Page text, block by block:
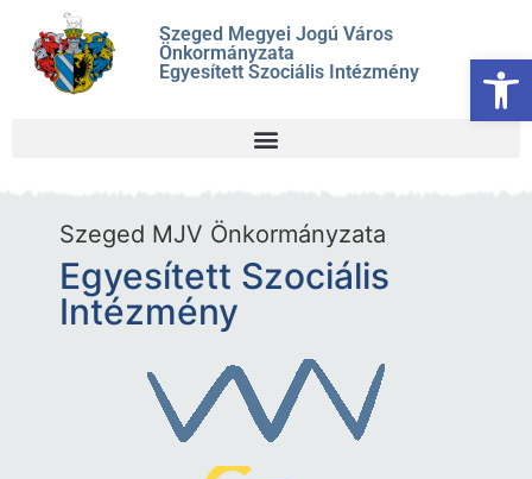
Szeged Megyei Jogú Város
Önkormányzata
Egyesített Szociális Intézmény
Szeged MJV Önkormányzata
Egyesített Szociális
Intézmény